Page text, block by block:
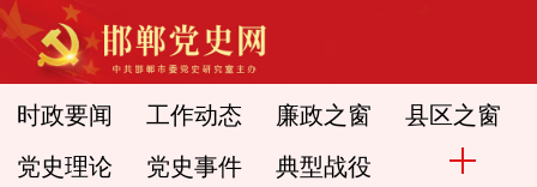
时政要闻 工作动态 廉政之窗 县区之窗
党史理论 党史事件 典型战役